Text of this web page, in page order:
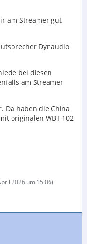
am Streamer gut
Dynaudio
bei diesen
am Streamer
Da haben die China
originalen WBT 102
2026 um 15:06)